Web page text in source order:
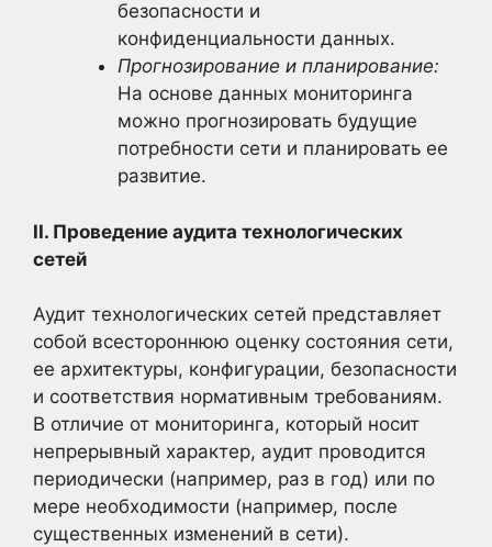
безопасности и
конфиденциальности данных.
Прогнозирование и планирование:
На основе данных мониторинга
можно прогнозировать будущие
потребности сети и планировать ее
развитие.
II. Проведение аудита технологических
сетей
Аудит технологических сетей представляет
собой всестороннюю оценку состояния сети,
ее архитектуры, конфигурации, безопасности
и соответствия нормативным требованиям.
В отличие от мониторинга, который носит
непрерывный характер, аудит проводится
периодически (например, раз в год) или по
мере необходимости (например, после
существенных изменений в сети).